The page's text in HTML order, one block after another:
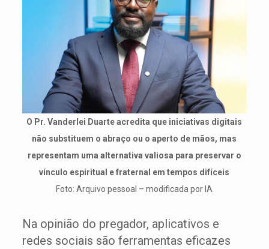
O Pr. Vanderlei Duarte acredita que iniciativas digitais
não substituem o abraço ou o aperto de mãos, mas
representam uma alternativa valiosa para preservar o
vínculo espiritual e fraternal em tempos difíceis
Foto: Arquivo pessoal – modificada por IA
Na opinião do pregador, aplicativos e
redes sociais são ferramentas eficazes